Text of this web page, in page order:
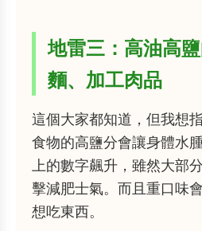
地雷三：高油高
麵、加工肉品
這個大家都知道，但我想
食物的高鹽分會讓身體水
上的數字飆升，雖然大部
擊減肥士氣。而且重口味
想吃東西。